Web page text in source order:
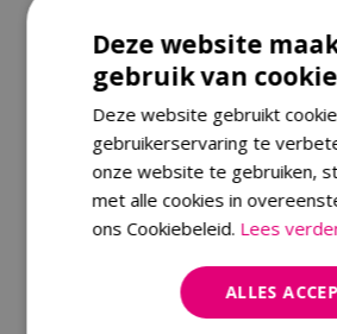
Deze website
gebruik van
Deze website gebruikt
gebruikerservaring te
onze website te gebruiken,
met alle cookies in
ons Cookiebeleid. Lees
ALLES